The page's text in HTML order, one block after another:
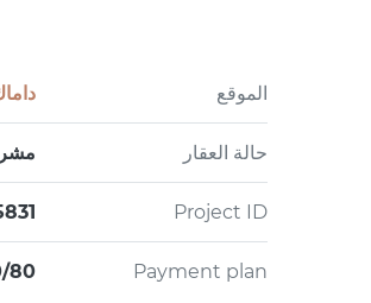
الموقع
حالة العقار
Project ID
Payment plan
80